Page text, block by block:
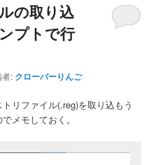
の取り込
プトで行
者: クローバーりんご
リファイル(.reg)を取り込もう
メモしておく。